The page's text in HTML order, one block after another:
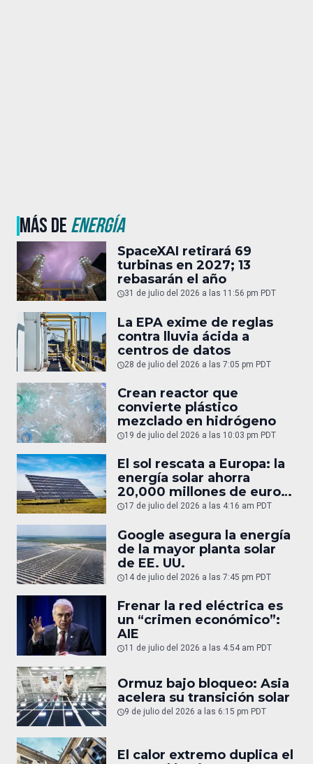
MÁS DEENERGÍA
SpaceXAI retirará 69
turbinas en 2027; 13
rebasarán el año
31 de julio del 2026 a las 11:56 pm PDT
La EPA exime de reglas
contra lluvia ácida a
centros de datos
28 de julio del 2026 a las 7:05 pm PDT
Crean reactor que
convierte plástico
mezclado en hidrógeno
19 de julio del 2026 a las 10:03 pm PDT
El sol rescata a Europa: la
energía solar ahorra
20,000 millones de euros
en gas
17 de julio del 2026 a las 4:16 am PDT
Google asegura la energía
de la mayor planta solar
de EE. UU.
14 de julio del 2026 a las 7:45 pm PDT
Frenar la red eléctrica es
un “crimen económico”:
AIE
11 de julio del 2026 a las 4:54 am PDT
Ormuz bajo bloqueo: Asia
acelera su transición solar
9 de julio del 2026 a las 6:15 pm PDT
El calor extremo duplica el